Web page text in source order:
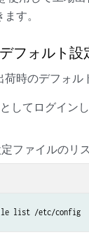
す。
フォルト設
荷時のデフォル
してログイン
ファイルのリ
file list /etc/config